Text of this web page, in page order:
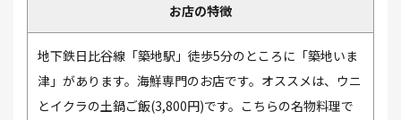
お店の特徴
地下鉄日比谷線「築地駅」徒歩5分のところに「築地いま
津」があります。海鮮専門のお店です。オススメは、ウニ
とイクラの土鍋ご飯(3,800円)です。こちらの名物料理で